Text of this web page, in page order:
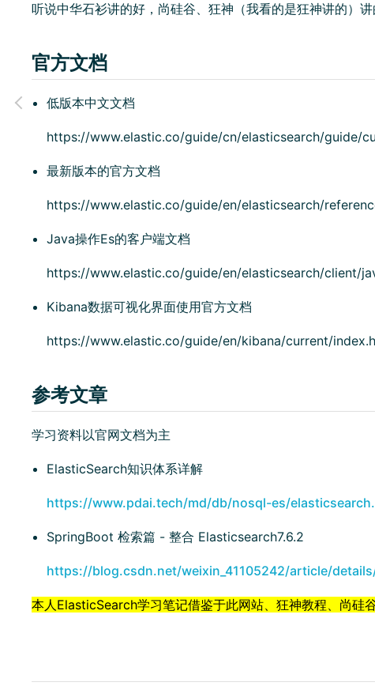
听说中华石衫讲的好，尚硅谷、狂神（我看的是狂神讲的）
官方文档
低版本中文文档
https://www.elastic.co/guide/cn/elasticsearch/guide/
最新版本的官方文档
https://www.elastic.co/guide/en/elasticsearch/
Java操作Es的客户端文档
https://www.elastic.co/guide/en/elasticsearch/client/
Kibana数据可视化界面使用官方文档
https://www.elastic.co/guide/en/kibana/current/
参考文章
学习资料以官网文档为主
ElasticSearch知识体系详解
https://www.pdai.tech/md/db/nosql-es/
SpringBoot 检索篇 - 整合 Elasticsearch7.6.2
https://blog.csdn.net/weixin_41105242/article/
本人ElasticSearch学习笔记借鉴于此网站、狂神教程、尚硅